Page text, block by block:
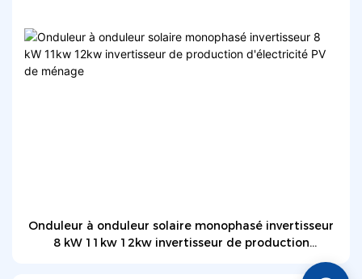
Onduleur à onduleur solaire monophasé invertisseur
8 kW 11kw 12kw invertisseur de production